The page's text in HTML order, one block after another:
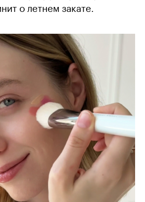
о летнем закате.